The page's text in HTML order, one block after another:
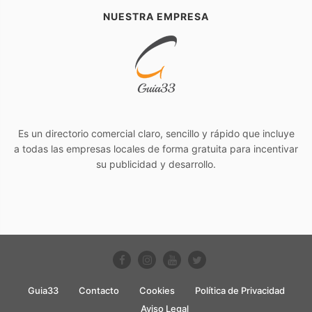
NUESTRA EMPRESA
Es un directorio comercial claro, sencillo y rápido que incluye
a todas las empresas locales de forma gratuita para incentivar
su publicidad y desarrollo.
Guia33 Contacto Cookies
Política de Privacidad
Aviso Legal